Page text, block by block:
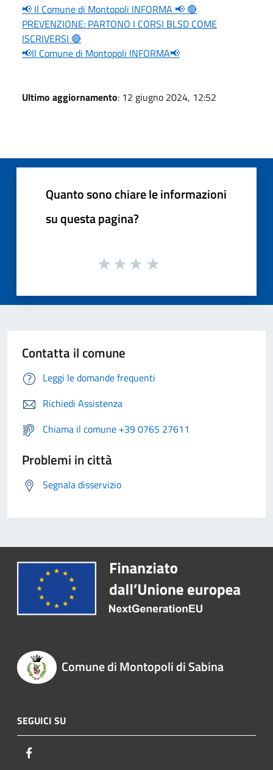
📢 Il Comune di Montopoli INFORMA 📢 🔴
PREVENZIONE: PARTONO I CORSI BLSD COME
ISCRIVERSI 🔴
📢Il Comune di Montopoli INFORMA📢
Ultimo aggiornamento: 12 giugno 2024, 12:52
Quanto sono chiare le informazioni
su questa pagina?
Contatta il comune
Leggi le domande frequenti
Richiedi Assistenza
Chiama il comune +39 0765 27611
Problemi in città
Segnala disservizio
Comune di Montopoli di Sabina
SEGUICI SU